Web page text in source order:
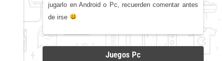
jugarlo en Android o Pc, recuerden comentar antes
de irse
Juegos Pc